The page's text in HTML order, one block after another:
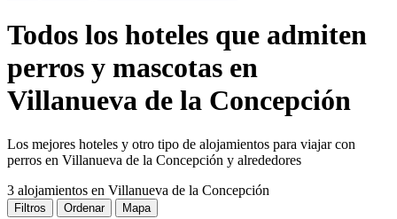
Todos los hoteles que admiten
perros y mascotas en
Villanueva de la Concepción
Los mejores hoteles y otro tipo de alojamientos para viajar con
perros en Villanueva de la Concepción y alrededores
3 alojamientos en Villanueva de la Concepción
Filtros Ordenar Mapa